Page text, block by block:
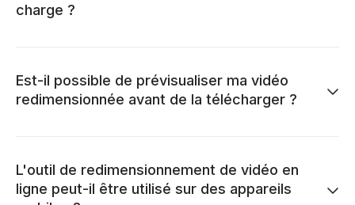
charge ?
Est-il possible de prévisualiser ma vidéo
redimensionnée avant de la télécharger ?
L'outil de redimensionnement de vidéo en
ligne peut-il être utilisé sur des appareils